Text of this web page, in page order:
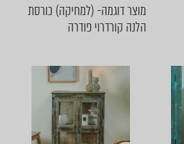
מוצר דוגמה- (למחיקה) כורסת
הלנה קורדרוי פודרה